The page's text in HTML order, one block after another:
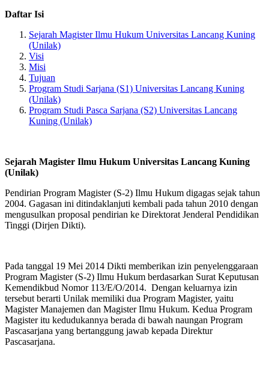
Daftar Isi
Sejarah Magister Ilmu Hukum Universitas Lancang Kuning
(Unilak)
Visi
Misi
Tujuan
Program Studi Sarjana (S1) Universitas Lancang Kuning
(Unilak)
Program Studi Pasca Sarjana (S2) Universitas Lancang
Kuning (Unilak)
Sejarah Magister Ilmu Hukum Universitas Lancang Kuning
(Unilak)
Pendirian Program Magister (S-2) Ilmu Hukum digagas sejak tahun
2004. Gagasan ini ditindaklanjuti kembali pada tahun 2010 dengan
mengusulkan proposal pendirian ke Direktorat Jenderal Pendidikan
Tinggi (Dirjen Dikti).
Pada tanggal 19 Mei 2014 Dikti memberikan izin penyelenggaraan
Program Magister (S-2) Ilmu Hukum berdasarkan Surat Keputusan
Kemendikbud Nomor 113/E/O/2014. Dengan keluarnya izin
tersebut berarti Unilak memiliki dua Program Magister, yaitu
Magister Manajemen dan Magister Ilmu Hukum. Kedua Program
Magister itu kedudukannya berada di bawah naungan Program
Pascasarjana yang bertanggung jawab kepada Direktur
Pascasarjana.